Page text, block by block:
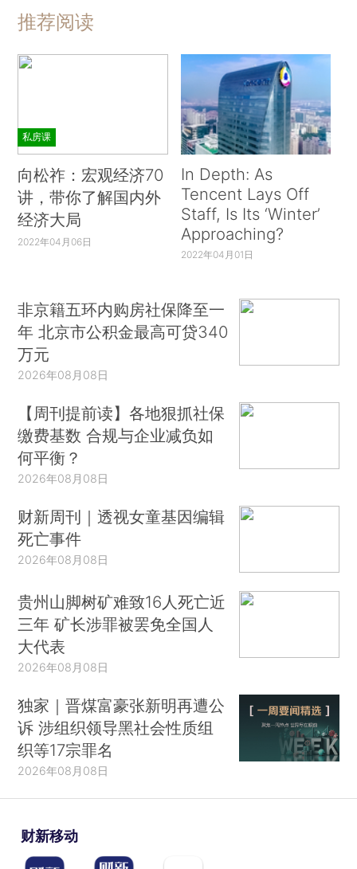
推荐阅读
私房课
向松祚：宏观经济70
讲，带你了解国内外
经济大局
2022年04月06日
In Depth: As
Tencent Lays Off
Staff, Is Its ‘Winter’
Approaching?
2022年04月01日
非京籍五环内购房社保降至一
年 北京市公积金最高可贷340
万元
2026年08月08日
【周刊提前读】各地狠抓社保
缴费基数 合规与企业减负如
何平衡？
2026年08月08日
财新周刊｜透视女童基因编辑
死亡事件
2026年08月08日
贵州山脚树矿难致16人死亡近
三年 矿长涉罪被罢免全国人
大代表
2026年08月08日
独家｜晋煤富豪张新明再遭公
诉 涉组织领导黑社会性质组
织等17宗罪名
2026年08月08日
财新移动